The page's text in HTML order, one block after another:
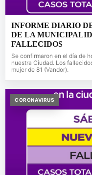
INFORME DIARIO
DE LA
FALLECIDOS
Se confirmaron en el día de
nuestra Ciudad. Los
mujer de 81 (Vandor).
CORONAVIRUS